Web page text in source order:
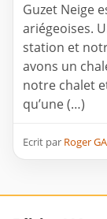
Guzet Neige
ariégeoises.
station et
avons un
notre chalet
qu’une (…)
Ecrit par Roger